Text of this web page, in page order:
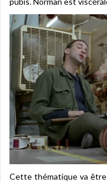
Cette thématique va être